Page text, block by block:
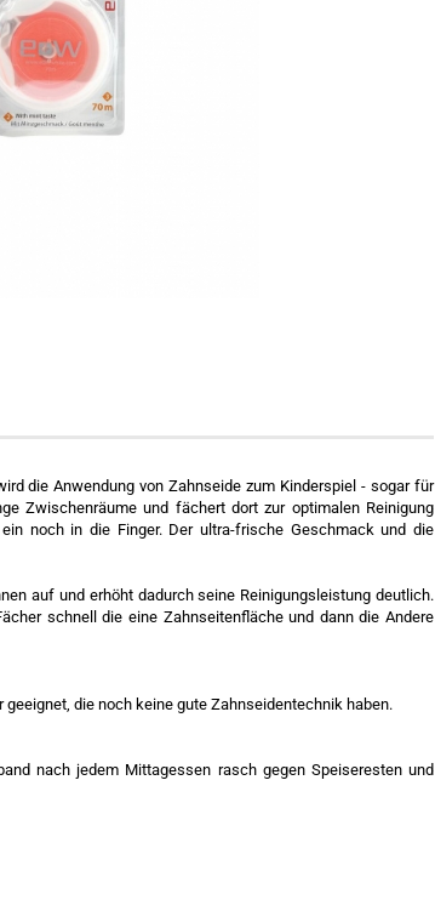
die Anwendung von Zahnseide zum Kinderspiel - sogar für
Zwischenräume und fächert dort zur optimalen Reinigung
noch in die Finger. Der ultra-frische Geschmack und die
auf und erhöht dadurch seine Reinigungsleistung deutlich.
schnell die eine Zahnseitenfläche und dann die Andere
die noch keine gute Zahnseidentechnik haben.
nach jedem Mittagessen rasch gegen Speiseresten und